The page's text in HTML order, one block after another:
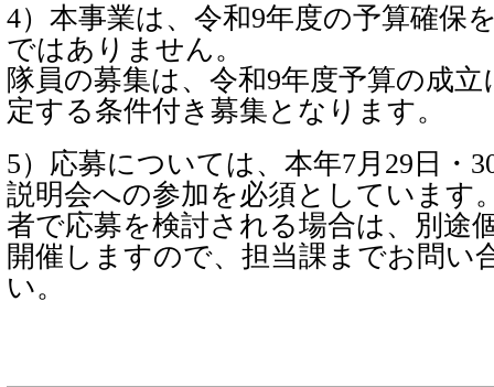
4）本事業は、令和9年度の予算確保
ではありません。
隊員の募集は、令和9年度予算の成
定する条件付き募集となります。
5）応募については、本年7月29日・
説明会への参加を必須としています
者で応募を検討される場合は、別途
開催しますので、担当課までお問い
い。